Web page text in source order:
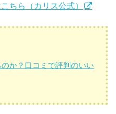
ちら（カリス公式）
か？口コミで評判のいい